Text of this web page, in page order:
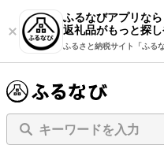
ふるなびアプリなら
返礼品がもっと探し
ふるさと納税サイト「ふるな
キーワードを入力